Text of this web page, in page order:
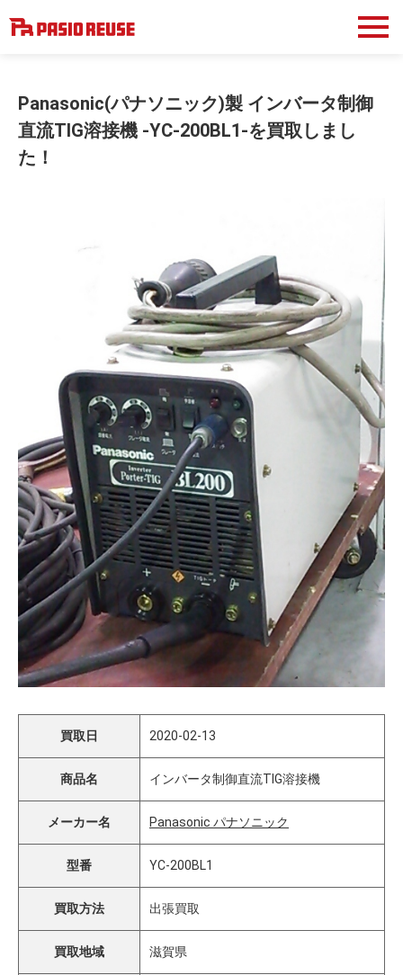
Panasonic(パナソニック)製 インバータ制御
直流TIG溶接機 -YC-200BL1-を買取しまし
た！
買取日 2020-02-13
商品名 インバータ制御直流TIG溶接機
メーカー名 Panasonic パナソニック
型番 YC-200BL1
買取方法 出張買取
買取地域 滋賀県